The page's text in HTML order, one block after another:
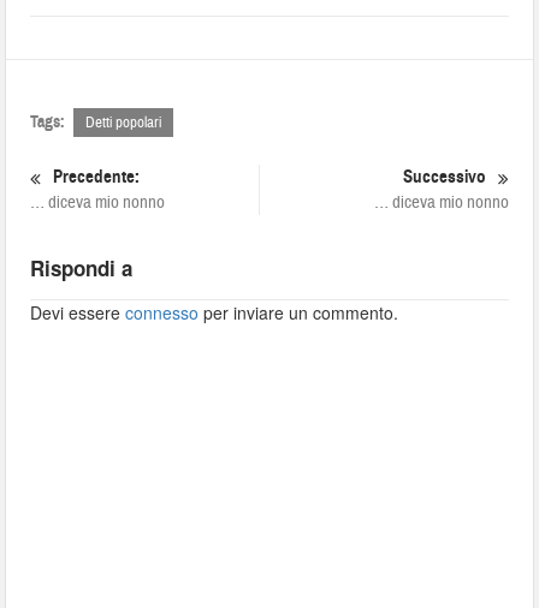
Tags: Detti popolari
Precedente:
… diceva mio nonno
Successivo
… diceva mio nonno
Rispondi a
Devi essereconnesso per inviare un commento.